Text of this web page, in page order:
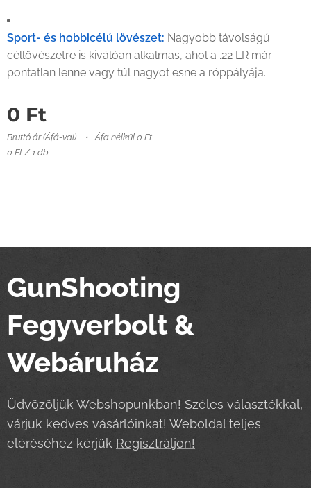
Sport- és hobbicélú lövészet: Nagyobb távolságú
céllövészetre is kiválóan alkalmas, ahol a .22 LR már
pontatlan lenne vagy túl nagyot esne a röppályája.
0 Ft
Bruttó ár (Áfá-val)
Áfa nélkül 0 Ft
0 Ft / 1 db
GunShooting
Fegyverbolt &
Webáruház
Üdvözöljük Webshopunkban! Széles választékkal,
várjuk kedves vásárlóinkat! Weboldal teljes
eléréséhez kérjük Regisztráljon!